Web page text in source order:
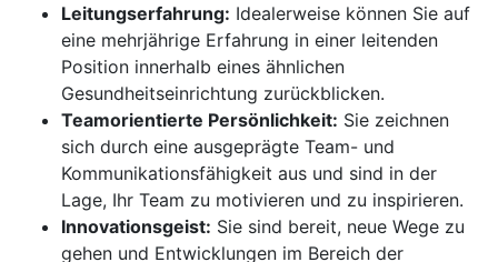
Leitungserfahrung: Idealerweise können Sie auf
eine mehrjährige Erfahrung in einer leitenden
Position innerhalb eines ähnlichen
Gesundheitseinrichtung zurückblicken.
Teamorientierte Persönlichkeit: Sie zeichnen
sich durch eine ausgeprägte Team- und
Kommunikationsfähigkeit aus und sind in der
Lage, Ihr Team zu motivieren und zu inspirieren.
Innovationsgeist: Sie sind bereit, neue Wege zu
gehen und Entwicklungen im Bereich der